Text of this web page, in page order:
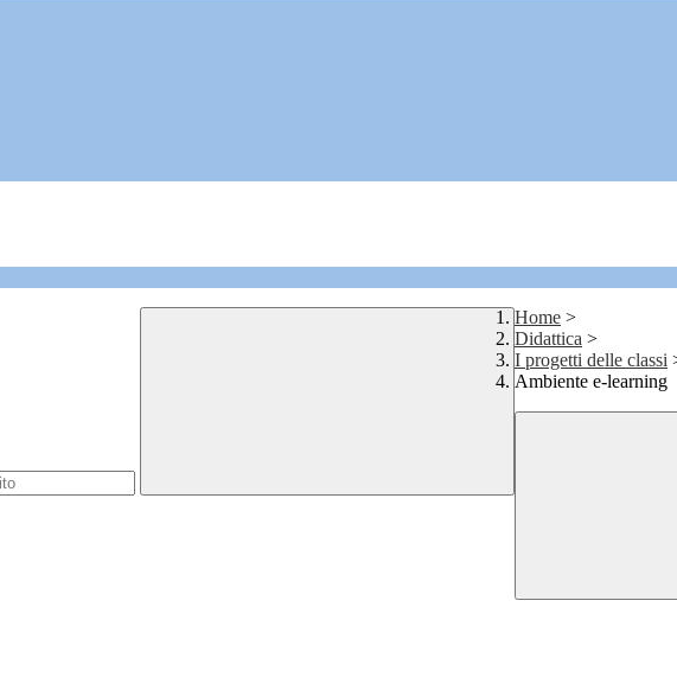
Home >
Didattica >
I progetti delle classi
Ambiente e-learning